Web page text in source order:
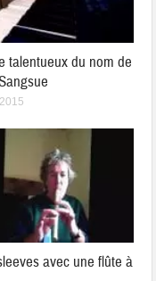
talentueux du nom de
avec une flûte à